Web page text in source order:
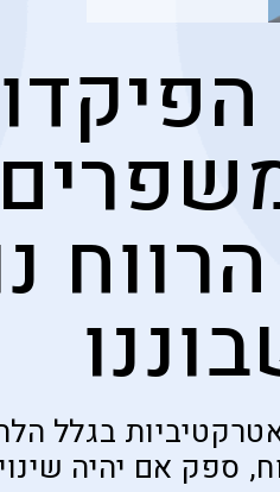
בגלל
ספק אם יהיה